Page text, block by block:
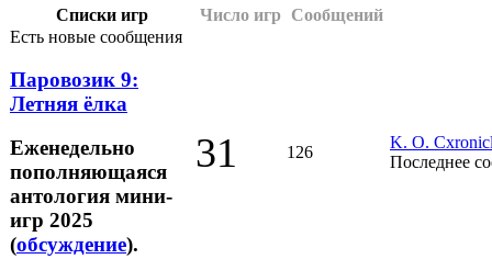
Списки игр Число игр
Сообщений
Есть новые сообщения
Паровозик 9:
Летняя ёлка
Еженедельно
пополняющаяся
антология мини-
игр 2025
(обсуждение).
31 126
K. O.
Последнее